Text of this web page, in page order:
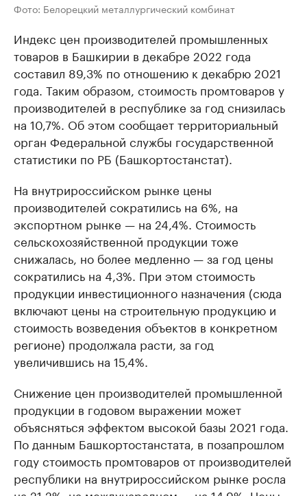
Фото: Белорецкий металлургический комбинат
Индекс цен производителей промышленных
товаров в Башкирии в декабре 2022 года
составил 89,3% по отношению к декабрю 2021
года. Таким образом, стоимость промтоваров у
производителей в республике за год снизилась
на 10,7%. Об этом сообщает территориальный
орган Федеральной службы государственной
статистики по РБ (Башкортостанстат).
На внутрироссийском рынке цены
производителей сократились на 6%, на
экспортном рынке — на 24,4%. Стоимость
сельскохозяйственной продукции тоже
снижалась, но более медленно — за год цены
сократились на 4,3%. При этом стоимость
продукции инвестиционного назначения (сюда
включают цены на строительную продукцию и
стоимость возведения объектов в конкретном
регионе) продолжала расти, за год
увеличившись на 15,4%.
Снижение цен производителей промышленной
продукции в годовом выражении может
объясняться эффектом высокой базы 2021 года.
По данным Башкортостанстата, в позапрошлом
году стоимость промтоваров от производителей
республики на внутрироссийском рынке росла